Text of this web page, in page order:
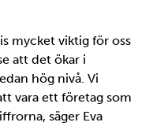
mycket viktig för oss
att det ökar i
hög nivå. Vi
vara ett företag som
säger Eva